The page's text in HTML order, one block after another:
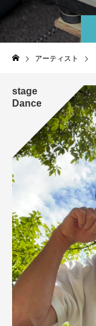
アーティスト
stage
Dance